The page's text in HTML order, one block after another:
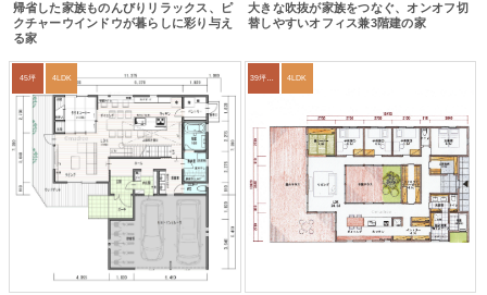
帰省した家族ものんびりリラックス、ピ
クチャーウインドウが暮らしに彩り与え
る家
大きな吹抜が家族をつなぐ、オンオフ切
替しやすいオフィス兼3階建の家
45坪 4LDK 39坪～42坪 4LDK